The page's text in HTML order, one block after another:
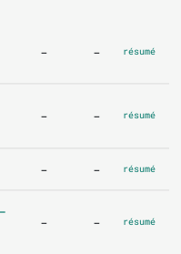
- - résumé
- - résumé
- - résumé
- - résumé